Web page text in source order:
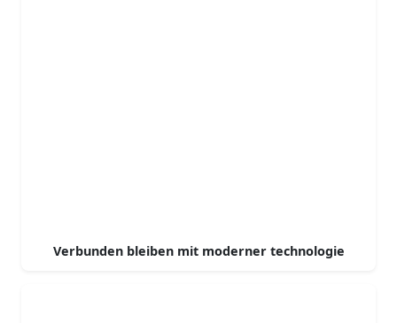
Verbunden bleiben mit moderner technologie